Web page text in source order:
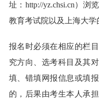
址：http://yz.chsi.cn）浏
教育考试院以及上海大学
报名时必须在相应的栏
究方向、选考科目及其
填、错填网报信息或填
的，后果由考生本人承